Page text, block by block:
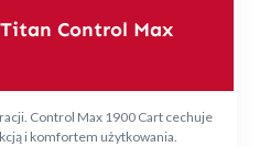
Control Max
Control Max 1900 Cart cechuje
i komfortem użytkowania.